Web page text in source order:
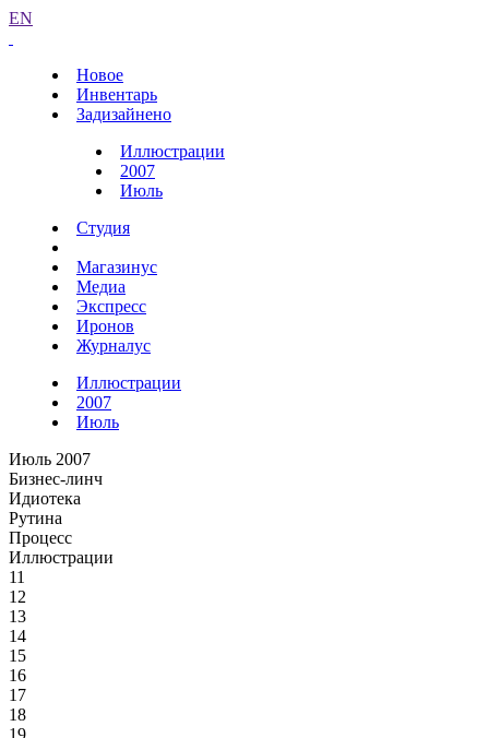
EN
Новое
Инвентарь
Задизайнено
Иллюстрации
2007
Июль
Студия
Магазинус
Медиа
Экспресс
Иронов
Журналус
Иллюстрации
2007
Июль
Июль 2007
Бизнес-линч
Идиотека
Рутина
Процесс
Иллюстрации
11
12
13
14
15
16
17
18
19